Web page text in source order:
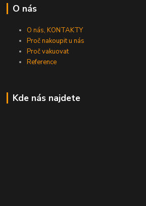
O nás
O nás, KONTAKTY
Proč nakoupit u nás
Proč vakuovat
Reference
Kde nás najdete